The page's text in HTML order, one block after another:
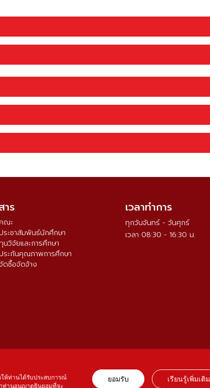
าร
ณะ
ระชาสัมพันธ์นักศึกษา
นวิจัยและการศึกษา
ระกันคุณภาพการศึกษา
ดซื้อจัดจ้าง
เวลาทำการ
ทุกวันจันทร์ - วันศุกร์
เวลา 08:30 - 16:30 น.
ให้ท่านได้รับประสบการณ์
าท่านอนุญาตยินยอมที่จะ
ยอมรับ เรียนรู้เพิ่มเติม